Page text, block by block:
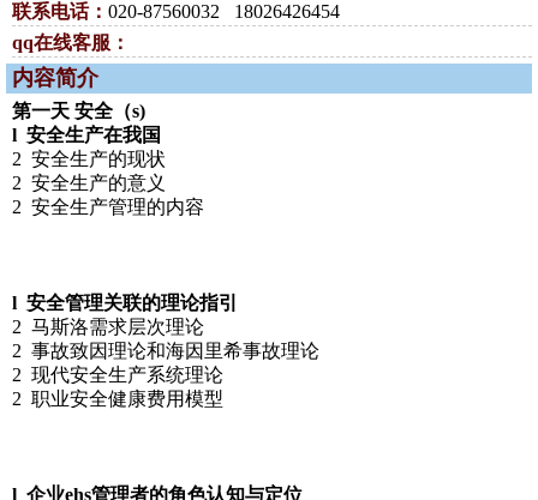
联系电话： 020-87560032 18026426454
qq在线客服：
内容简介
第一天 安全（s)
l 安全生产在我国
2 安全生产的现状
2 安全生产的意义
2 安全生产管理的内容
l 安全管理关联的理论指引
2 马斯洛需求层次理论
2 事故致因理论和海因里希事故理论
2 现代安全生产系统理论
2 职业安全健康费用模型
l 企业ehs管理者的角色认知与定位